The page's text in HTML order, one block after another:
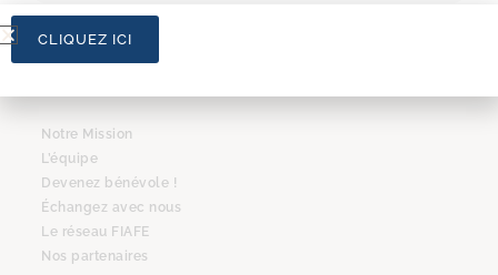
Notre Mission
L’équipe
Devenez bénévole !
Échangez avec nous
Le réseau FIAFE
Nos partenaires
CLIQUEZ ICI